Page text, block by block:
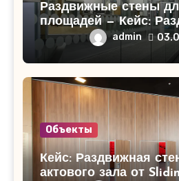
Раздвижные стены
площадей — Кейс:
стены для торгового
«СитиМолл»!
admin
Объекты
Кейс: Раздвижная
актового зала от